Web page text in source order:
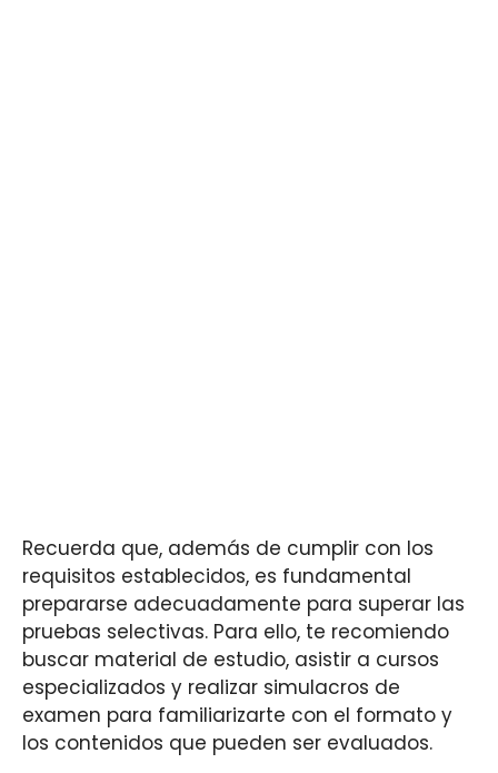
Recuerda que, además de cumplir con los
requisitos establecidos, es fundamental
prepararse adecuadamente para superar las
pruebas selectivas. Para ello, te recomiendo
buscar material de estudio, asistir a cursos
especializados y realizar simulacros de
examen para familiarizarte con el formato y
los contenidos que pueden ser evaluados.